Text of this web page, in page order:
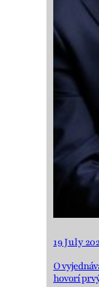
19 July
O
hovorí